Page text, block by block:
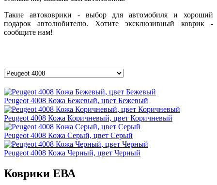
Такие автоковрики - выбор для автомобиля и хороший
подарок автолюбителю. Хотите эксклюзивный коврик -
сообщите нам!
Peugeot 4008 Кожа Бежевый, цвет Бежевый
Peugeot 4008 Кожа Коричневый, цвет Коричневый
Peugeot 4008 Кожа Серый, цвет Серый
Peugeot 4008 Кожа Черный, цвет Черный
Коврики ЕВА